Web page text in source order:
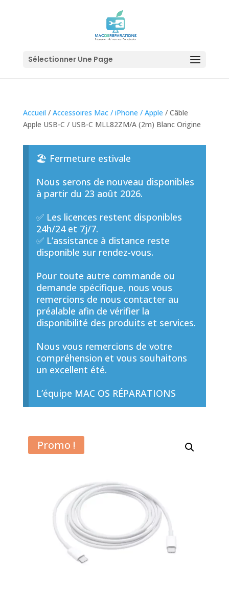
Sélectionner Une Page
Accueil / Accessoires Mac / iPhone / Apple / Câble
Apple USB-C / USB-C MLL82ZM/A (2m) Blanc Origine
🏖️ Fermeture estivale
Nous serons de nouveau disponibles
à partir du 23 août 2026.
✅ Les licences restent disponibles
24h/24 et 7j/7.
✅ L’assistance à distance reste
disponible sur rendez-vous.
Pour toute autre commande ou
demande spécifique, nous vous
remercions de nous contacter au
préalable afin de vérifier la
disponibilité des produits et services.
Nous vous remercions de votre
compréhension et vous souhaitons
un excellent été.
L’équipe MAC OS RÉPARATIONS
Promo !